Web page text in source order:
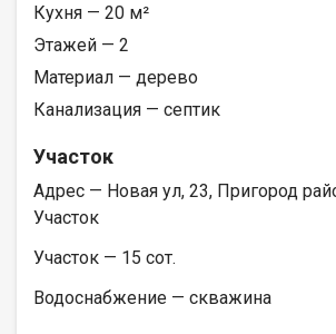
Кухня — 20 м²
Этажей — 2
Материал — дерево
Канализация — септик
Участок
Адрес — Новая ул, 23, Пригород
Участок
Участок — 15 сот.
Водоснабжение — скважина